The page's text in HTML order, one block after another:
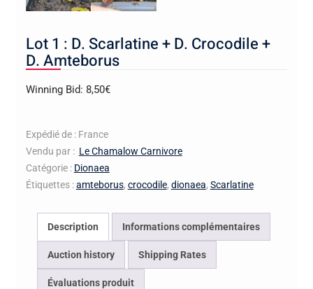
Lot 1 : D. Scarlatine + D. Crocodile +
D. Amteborus
Winning Bid: 8,50€
Expédié de : France
Vendu par : Le Chamalow Carnivore
Catégorie : Dionaea
Étiquettes :amteborus, crocodile, dionaea, Scarlatine
Description Informations complémentaires
Auction history Shipping Rates
Évaluations produit